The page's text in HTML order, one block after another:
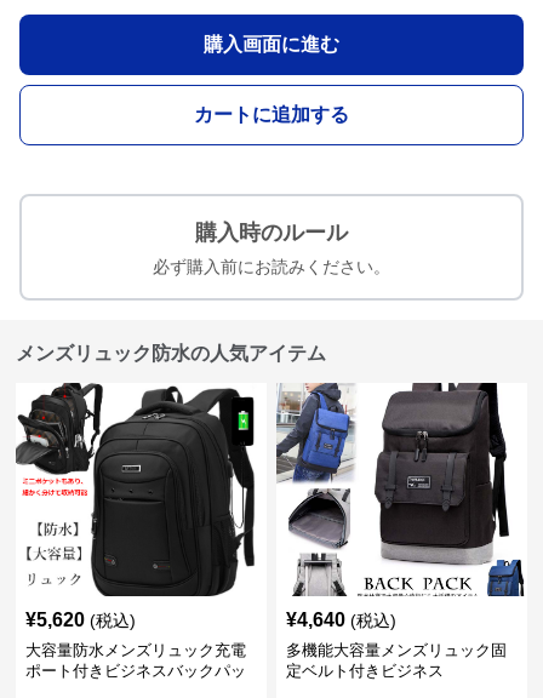
購入画面に進む
カートに追加する
購入時のルール
必ず購入前にお読みください。
メンズリュック防水の人気アイテム
¥5,620 (税込)
大容量防水メンズリュック充電
ポート付きビジネスバックパッ
¥4,640 (税込)
多機能大容量メンズリュック固
定ベルト付きビジネス